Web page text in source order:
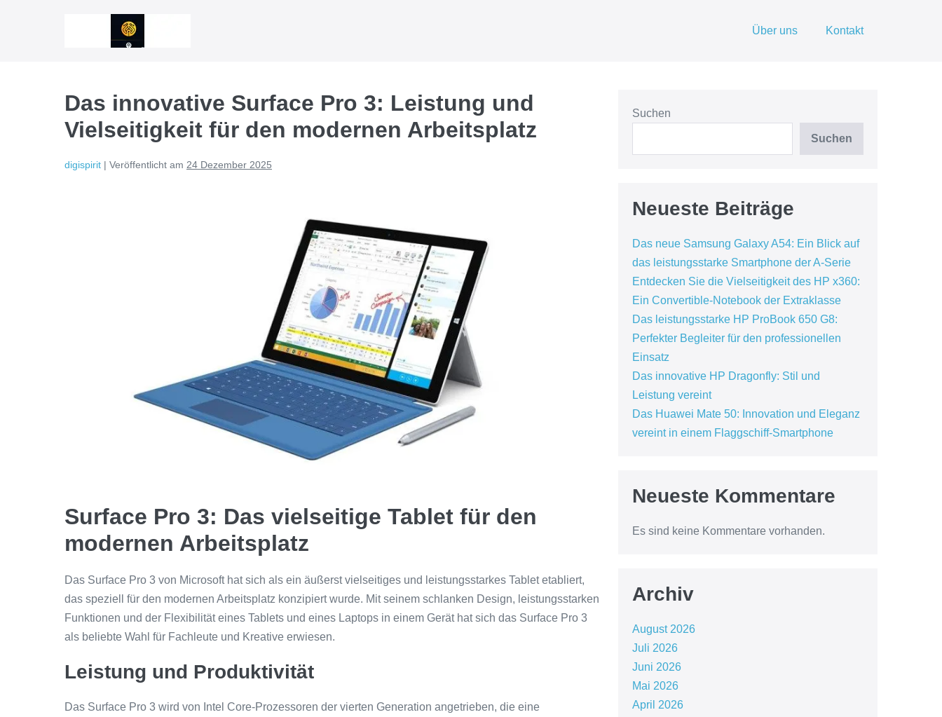
Über uns Kontakt
Das innovative Surface Pro 3: Leistung und
Vielseitigkeit für den modernen Arbeitsplatz
digispirit | Veröffentlicht am 24 Dezember 2025
Surface Pro 3: Das vielseitige Tablet für den
modernen Arbeitsplatz
Das Surface Pro 3 von Microsoft hat sich als ein äußerst vielseitiges und leistungsstarkes Tablet etabliert,
das speziell für den modernen Arbeitsplatz konzipiert wurde. Mit seinem schlanken Design, leistungsstarken
Funktionen und der Flexibilität eines Tablets und eines Laptops in einem Gerät hat sich das Surface Pro 3
als beliebte Wahl für Fachleute und Kreative erwiesen.
Leistung und Produktivität
Das Surface Pro 3 wird von Intel Core-Prozessoren der vierten Generation angetrieben, die eine
Suchen
Suchen
Neueste Beiträge
Das neue Samsung Galaxy A54: Ein Blick auf
das leistungsstarke Smartphone der A-Serie
Entdecken Sie die Vielseitigkeit des HP x360:
Ein Convertible-Notebook der Extraklasse
Das leistungsstarke HP ProBook 650 G8:
Perfekter Begleiter für den professionellen
Einsatz
Das innovative HP Dragonfly: Stil und
Leistung vereint
Das Huawei Mate 50: Innovation und Eleganz
vereint in einem Flaggschiff-Smartphone
Neueste Kommentare
Es sind keine Kommentare vorhanden.
Archiv
August 2026
Juli 2026
Juni 2026
Mai 2026
April 2026